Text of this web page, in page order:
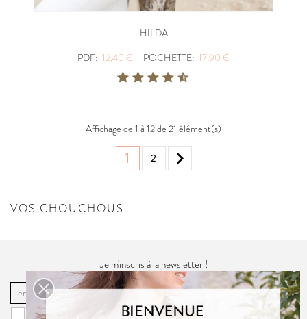
HILDA
PDF: 12,40 € | POCHETTE: 17,90 €
Affichage de 1 à 12 de 21 élément(s)
1 2 
VOS CHOUCHOUS
Je m'inscris à la newsletter !
OK
Vous pouvez vous désinscrire à tout moment. Vous trouverez pour cela